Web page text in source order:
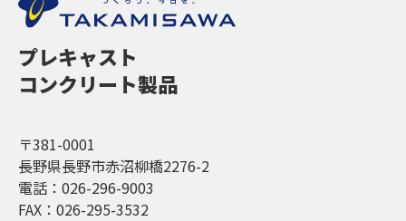
プレキャスト
コンクリート製品
〒381-0001
長野県長野市赤沼柳橋2276-2
電話：026-296-9003
FAX：026-295-3532